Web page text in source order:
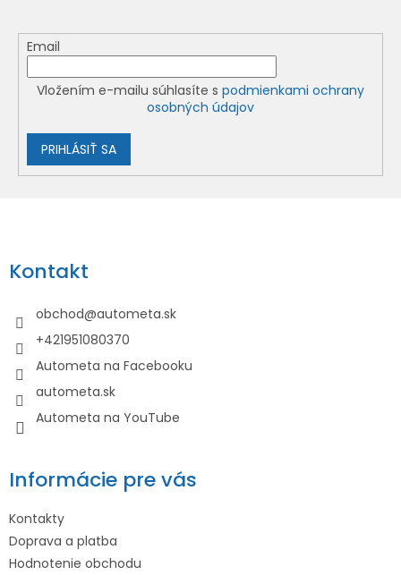
Email
Vložením e-mailu súhlasíte s podmienkami ochrany
osobných údajov
PRIHLÁSIŤ SA
p
äKontakt
obchod@autometa.sk
+421951080370
Autometa na Facebooku
autometa.sk
Autometa na YouTube
Informácie pre vás
Kontakty
Doprava a platba
Hodnotenie obchodu